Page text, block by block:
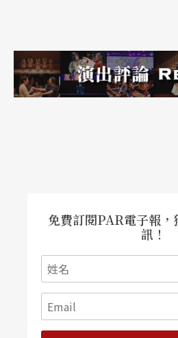
免費訂閱PAR電子報，
訊！